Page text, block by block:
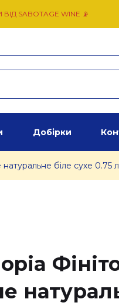
SABOTAGE WINE 📡
Добірки
біле сухе 0.75 л